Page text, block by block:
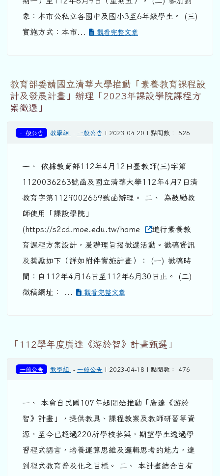
象：本市公私立各國中及國小3至6年級學生。 (三)
實施方式：本市...
觀看完整文章
教育部委請國立清華大學推動「素養教育課程設
計及發展計畫」辦理「2023年課設學院課程方
案徵選」
一般公告 教學組 - 一般公告 | 2023-04-20 | 點閱數： 526
一、 依據教育部112年4月12日臺教師(三)字第
1120036263號函及國立清華大學112年4月7日清
教育字第1129002659號函辦理。 二、 為鼓勵教
師使用「課設學院」
(https://s2cd.moe.edu.tw/home
進行素養教
育課程方案設計，爰辦理旨揭徵選活動。徵稿資訊
及獎勵如下（詳如附件實施計畫）： (一) 徵稿時
間：自112年4月16日至112年6月30日止。 (二)
徵稿網址： ...
觀看完整文章
「112學年度廣達《游於智》計畫甄選」
一般公告 教學組 - 一般公告 | 2023-04-18 | 點閱數： 476
一、 本會自民國107年起開始推動「廣達《游於
智》計畫」，提供教具、課程教案及教師研習等資
源，至今已超過220所學校參與，期望學生透過學
習程式語言，培養運算思維及邏輯思考的能力，達
到程式教育普及化之目標。 二、 本計畫結合自有